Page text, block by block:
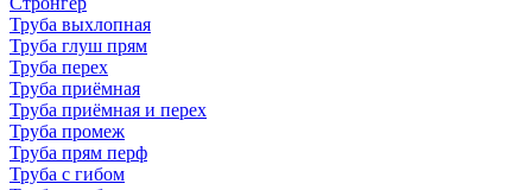
Труба выхлопная
Труба глуш прям
Труба перех
Труба приёмная
Труба приёмная и перех
Труба промеж
Труба прям перф
Труба с гибом